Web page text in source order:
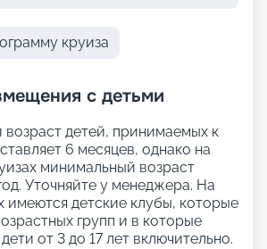
круиза
с детьми
детей, принимаемых к
6 месяцев, однако на
минимальный возраст
Уточняйте у менеджера. На
имеются детские клубы, которые
групп и в которые
от 3 до 17 лет включительно.